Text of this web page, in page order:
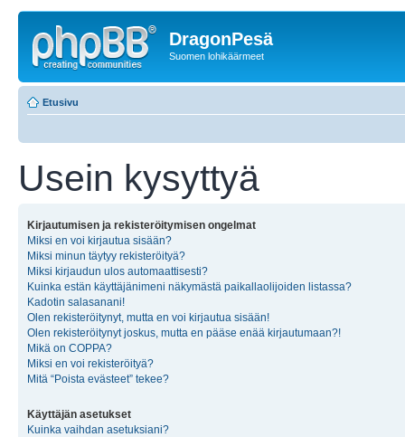
DragonPesä
Suomen lohikäärmeet
Etusivu
Usein kysyttyä
Kirjautumisen ja rekisteröitymisen ongelmat
Miksi en voi kirjautua sisään?
Miksi minun täytyy rekisteröityä?
Miksi kirjaudun ulos automaattisesti?
Kuinka estän käyttäjänimeni näkymästä paikallaolijoiden listassa?
Kadotin salasanani!
Olen rekisteröitynyt, mutta en voi kirjautua sisään!
Olen rekisteröitynyt joskus, mutta en pääse enää kirjautumaan?!
Mikä on COPPA?
Miksi en voi rekisteröityä?
Mitä “Poista evästeet” tekee?
Käyttäjän asetukset
Kuinka vaihdan asetuksiani?